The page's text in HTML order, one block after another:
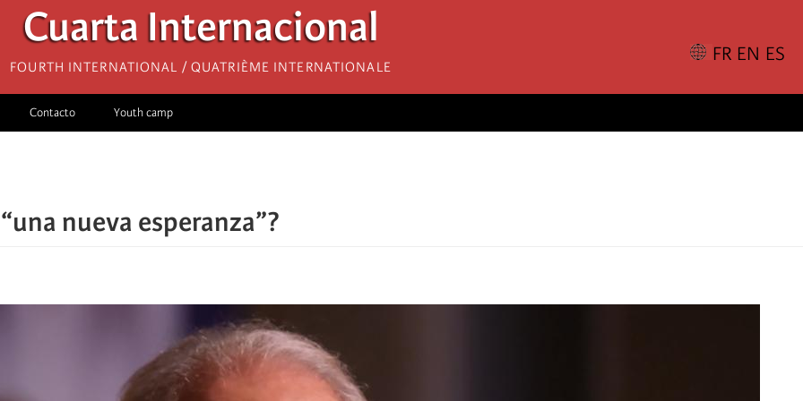
Cuarta Internacional
Fourth International / Quatrième internationale
Contacto Youth camp
nueva esperanza”?